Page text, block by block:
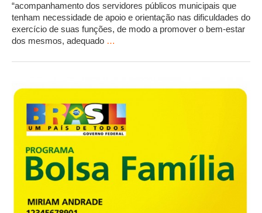
“acompanhamento dos servidores públicos municipais que
tenham necessidade de apoio e orientação nas dificuldades do
exercício de suas funções, de modo a promover o bem-estar
dos mesmos, adequado …